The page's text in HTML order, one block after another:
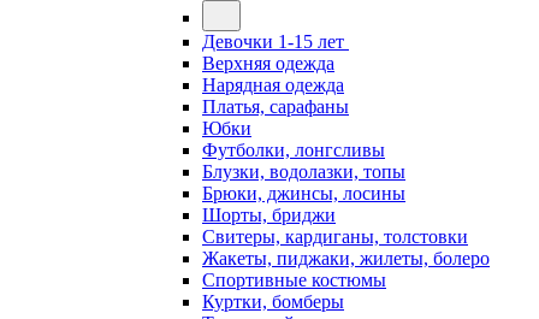
Девочки 1-15 лет
Верхняя одежда
Нарядная одежда
Платья, сарафаны
Юбки
Футболки, лонгсливы
Блузки, водолазки, топы
Брюки, джинсы, лосины
Шорты, бриджи
Свитеры, кардиганы, толстовки
Жакеты, пиджаки, жилеты, болеро
Спортивные костюмы
Куртки, бомберы